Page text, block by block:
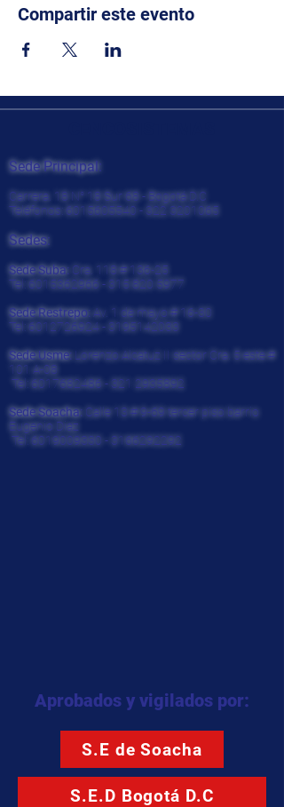
Compartir este evento
Sede Principal:
Carrera. 18 N° 18 Sur 68 - Bogotá D.C
Teléfonos: 6015605540 - 322 3201065
Sedes:
Sede Suba: Cra. 118 # 136-25
Tel: 6015362966 - 315 820 5977
Sede Restrepo: Av. 1 de mayo # 16-30
Tel: 6012726924- 3195142033
Sede Usme: Lorenzo Alcatuz II sector Cra. 5 este #
101 A-08
Tel: 6017682486 - 321 2935892
Sede Soacha: Calle 13 # 9-69 tercer piso barrio
Eugenio Diaz
Tel: 6019009330 - 3166292292
Aprobados y vigilados por:
S.E de Soacha
S.E.D Bogotá D.C